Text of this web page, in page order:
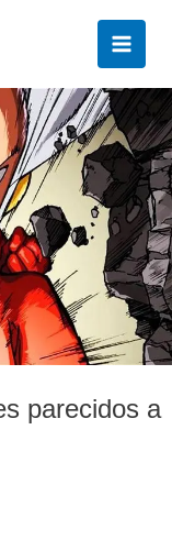
parecidos a